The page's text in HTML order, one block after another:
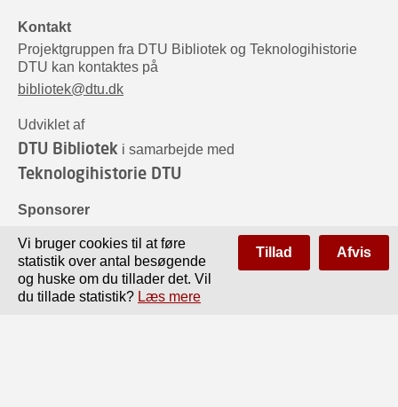
Kontakt
Projektgruppen fra DTU Bibliotek og Teknologihistorie
DTU kan kontaktes på
bibliotek@dtu.dk
Udviklet af
DTU Bibliotek i samarbejde med
Teknologihistorie DTU
Sponsorer
Vi bruger cookies til at føre
statistik over antal besøgende
og huske om du tillader det. Vil
du tillade statistik? Læs mere
Tillad Afvis